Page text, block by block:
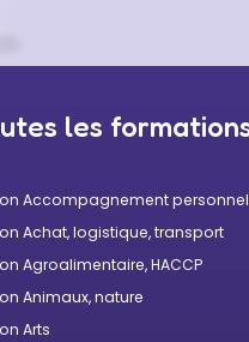
les
Accompagnement personnel
Achat, logistique, transport
Agroalimentaire, HACCP
Animaux, nature
Arts